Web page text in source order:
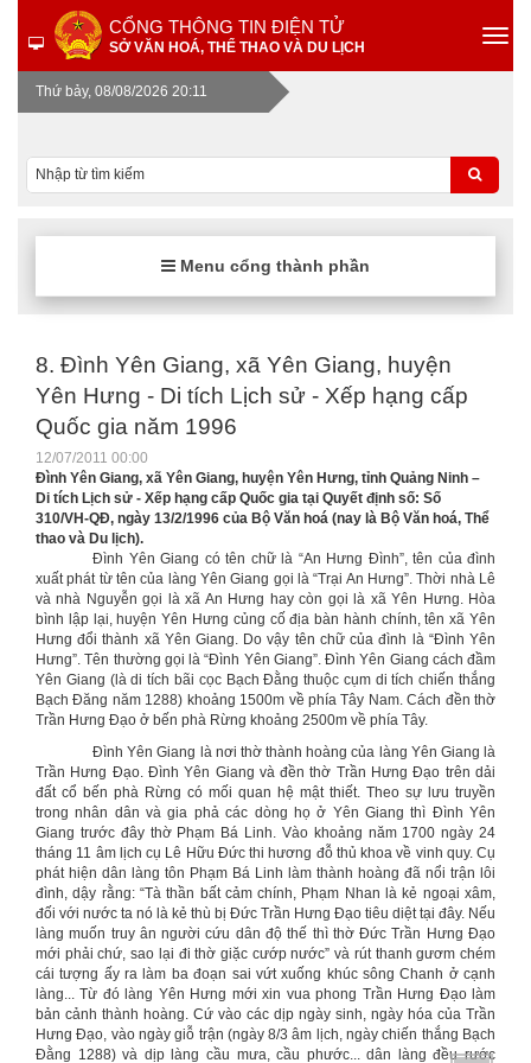
CỔNG THÔNG TIN ĐIỆN TỬ
SỞ VĂN HOÁ, THỂ THAO VÀ DU LỊCH
Thứ bảy, 08/08/2026 20:11
Menu cổng thành phần
8. Đình Yên Giang, xã Yên Giang, huyện
Yên Hưng - Di tích Lịch sử - Xếp hạng cấp
Quốc gia năm 1996
12/07/2011 00:00
Đình Yên Giang, xã Yên Giang, huyện Yên Hưng, tỉnh Quảng Ninh –
Di tích Lịch sử - Xếp hạng cấp Quốc gia tại Quyết định số: Số
310/VH-QĐ, ngày 13/2/1996 của Bộ Văn hoá (nay là Bộ Văn hoá, Thể
thao và Du lịch).
Đình Yên Giang có tên chữ là “An Hưng Đình”, tên của đình
xuất phát từ tên của làng Yên Giang gọi là “Trại An Hưng”. Thời nhà Lê
và nhà Nguyễn gọi là xã An Hưng hay còn gọi là xã Yên Hưng. Hòa
bình lập lại, huyện Yên Hưng củng cố địa bàn hành chính, tên xã Yên
Hưng đổi thành xã Yên Giang. Do vậy tên chữ của đình là “Đình Yên
Hưng”. Tên thường gọi là “Đình Yên Giang”. Đình Yên Giang cách đầm
Yên Giang (là di tích bãi cọc Bạch Đằng thuộc cụm di tích chiến thắng
Bạch Đăng năm 1288) khoảng 1500m về phía Tây Nam. Cách đền thờ
Trần Hưng Đạo ở bến phà Rừng khoảng 2500m về phía Tây.
Đình Yên Giang là nơi thờ thành hoàng của làng Yên Giang là
Trần Hưng Đạo. Đình Yên Giang và đền thờ Trần Hưng Đạo trên dải
đất cổ bến phà Rừng có mối quan hệ mật thiết. Theo sự lưu truyền
trong nhân dân và gia phả các dòng họ ở Yên Giang thì Đình Yên
Giang trước đây thờ Phạm Bá Linh. Vào khoảng năm 1700 ngày 24
tháng 11 âm lịch cụ Lê Hữu Đức thi hương đỗ thủ khoa về vinh quy. Cụ
phát hiện dân làng tôn Phạm Bá Linh làm thành hoàng đã nổi trận lôi
đình, dậy rằng: “Tà thần bất cảm chính, Phạm Nhan là kẻ ngoại xâm,
đối với nước ta nó là kẻ thù bị Đức Trần Hưng Đạo tiêu diệt tại đây. Nếu
làng muốn truy ân người cứu dân độ thế thì thờ Đức Trần Hưng Đạo
mới phải chứ, sao lại đi thờ giặc cướp nước” và rút thanh gươm chém
cái tượng ấy ra làm ba đoạn sai vứt xuống khúc sông Chanh ở cạnh
làng... Từ đó làng Yên Hưng mới xin vua phong Trần Hưng Đạo làm
bản cảnh thành hoàng. Cứ vào các dịp ngày sinh, ngày hóa của Trần
Hưng Đạo, vào ngày giỗ trận (ngày 8/3 âm lịch, ngày chiến thắng Bạch
Đằng 1288) và dịp làng cầu mưa, cầu phước... dân làng đều rước